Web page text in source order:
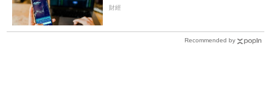
易同期EPS也刷新紀錄
財經
Recommended by